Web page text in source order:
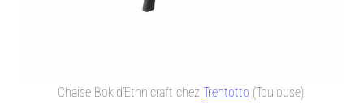
Chaise Bok d’Ethnicraft chez Trentotto (Toulouse).